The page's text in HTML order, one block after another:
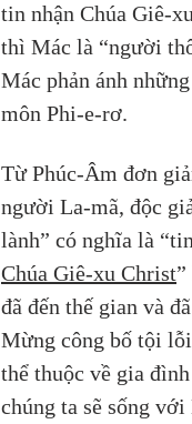
tin nhận Chúa Giê-
thì Mác là “người
Mác phản ánh
môn Phi-e-rơ.
Từ Phúc-Âm đơn
người La-mã, độc
lành” có nghĩa là
Chúa Giê-xu Christ”
đã đến thế gian và
Mừng công bố tội
thể thuộc về gia
chúng ta sẽ sống